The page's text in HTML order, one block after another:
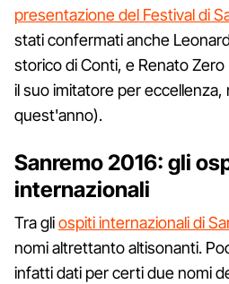
presentazione del Festival di
stati confermati anche
storico di Conti, e Renato Zero
il suo imitatore per
quest'anno).
Sanremo 2016: gli
internazionali
Tra gliospiti internazionali di
nomi altrettanto altisonanti.
infatti dati per certi due nomi